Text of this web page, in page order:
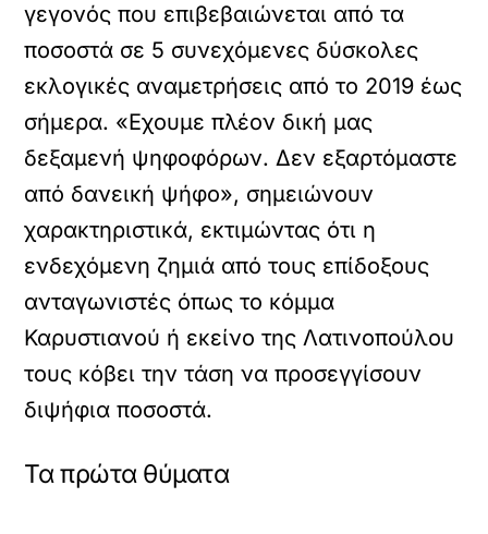
γεγονός που επιβεβαιώνεται από τα
ποσοστά σε 5 συνεχόμενες δύσκολες
εκλογικές αναμετρήσεις από το 2019 έως
σήμερα. «Εχουμε πλέον δική μας
δεξαμενή ψηφοφόρων. Δεν εξαρτόμαστε
από δανεική ψήφο», σημειώνουν
χαρακτηριστικά, εκτιμώντας ότι η
ενδεχόμενη ζημιά από τους επίδοξους
ανταγωνιστές όπως το κόμμα
Καρυστιανού ή εκείνο της Λατινοπούλου
τους κόβει την τάση να προσεγγίσουν
διψήφια ποσοστά.
Τα πρώτα θύματα